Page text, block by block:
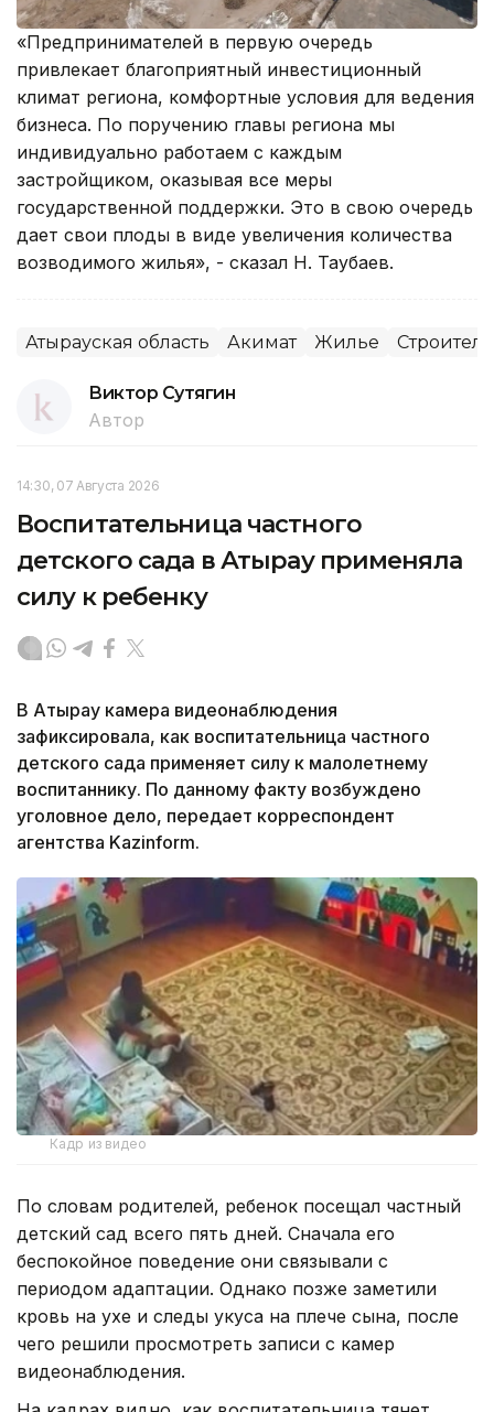
«Предпринимателей в первую очередь
привлекает благоприятный инвестиционный
климат региона, комфортные условия для ведения
бизнеса. По поручению главы региона мы
индивидуально работаем с каждым
застройщиком, оказывая все меры
государственной поддержки. Это в свою очередь
дает свои плоды в виде увеличения количества
возводимого жилья», - сказал Н. Таубаев.
Атырауская область Акимат Жилье
Виктор Сутягин
Автор
14:30, 07 Августа 2026
Воспитательница частного
детского сада в Атырау применяла
силу к ребенку
В Атырау камера видеонаблюдения
зафиксировала, как воспитательница частного
детского сада применяет силу к малолетнему
воспитаннику. По данному факту возбуждено
уголовное дело, передает корреспондент
агентства Kazinform.
Кадр из видео
По словам родителей, ребенок посещал частный
детский сад всего пять дней. Сначала его
беспокойное поведение они связывали с
периодом адаптации. Однако позже заметили
кровь на ухе и следы укуса на плече сына, после
чего решили просмотреть записи с камер
видеонаблюдения.